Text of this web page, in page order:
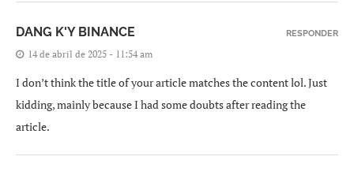
DANG K'Y BINANCE
14 de abril de 2025 - 11:54 am
I don’t think the title of your article matches the content lol. Just
kidding, mainly because I had some doubts after reading the
article.
RESPONDER